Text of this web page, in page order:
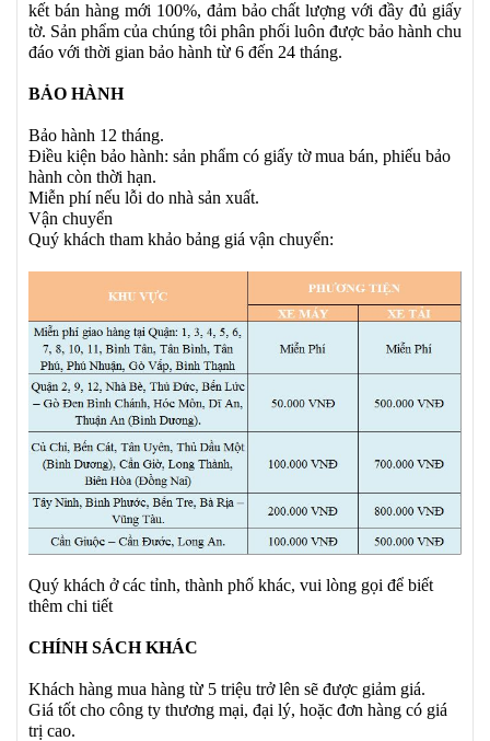
kết bán hàng mới 100%, đảm bảo chất lượng với đầy đủ giấy
tờ. Sản phẩm của chúng tôi phân phối luôn được bảo hành chu
đáo với thời gian bảo hành từ 6 đến 24 tháng.
BẢO HÀNH
Bảo hành 12 tháng.
Điều kiện bảo hành: sản phẩm có giấy tờ mua bán, phiếu bảo
hành còn thời hạn.
Miễn phí nếu lỗi do nhà sản xuất.
Vận chuyển
Quý khách tham khảo bảng giá vận chuyển:
Quý khách ở các tỉnh, thành phố khác, vui lòng gọi để biết
thêm chi tiết
CHÍNH SÁCH KHÁC
Khách hàng mua hàng từ 5 triệu trở lên sẽ được giảm giá.
Giá tốt cho công ty thương mại, đại lý, hoặc đơn hàng có giá
trị cao.